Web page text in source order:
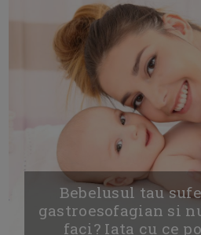
Bebelusul tau
gastroesofagian si
faci? Iata cu ce